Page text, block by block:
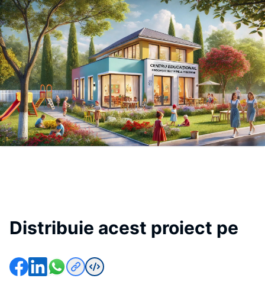
Distribuie acest proiect pe